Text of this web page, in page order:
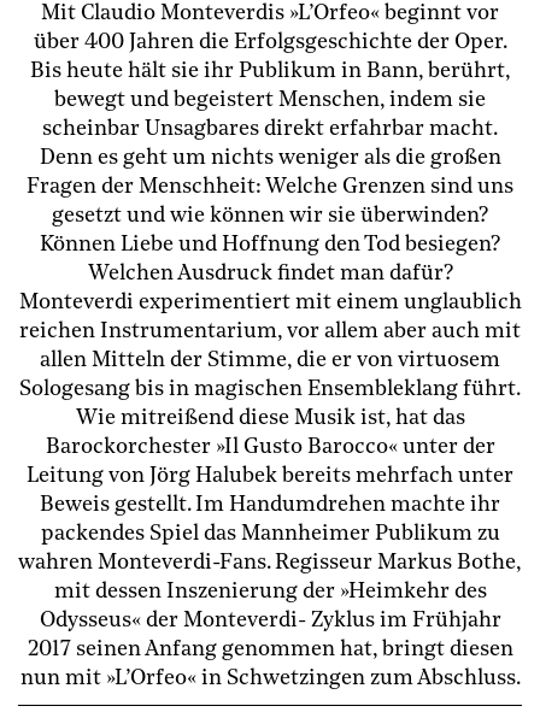
Mit Claudio Monteverdis »L’Orfeo« beginnt vor
über 400 Jahren die Erfolgsgeschichte der Oper.
Bis heute hält sie ihr Publikum in Bann, berührt,
bewegt und begeistert Menschen, indem sie
scheinbar Unsagbares direkt erfahrbar macht.
Denn es geht um nichts weniger als die großen
Fragen der Menschheit: Welche Grenzen sind uns
gesetzt und wie können wir sie überwinden?
Können Liebe und Hoffnung den Tod besiegen?
Welchen Ausdruck findet man dafür?
Monteverdi experimentiert mit einem unglaublich
reichen Instrumentarium, vor allem aber auch mit
allen Mitteln der Stimme, die er von virtuosem
Sologesang bis in magischen Ensembleklang führt.
Wie mitreißend diese Musik ist, hat das
Barockorchester »Il Gusto Barocco« unter der
Leitung von Jörg Halubek bereits mehrfach unter
Beweis gestellt. Im Handumdrehen machte ihr
packendes Spiel das Mannheimer Publikum zu
wahren Monteverdi-Fans. Regisseur Markus Bothe,
mit dessen Inszenierung der »Heimkehr des
Odysseus« der Monteverdi- Zyklus im Frühjahr
2017 seinen Anfang genommen hat, bringt diesen
nun mit »L’Orfeo« in Schwetzingen zum Abschluss.